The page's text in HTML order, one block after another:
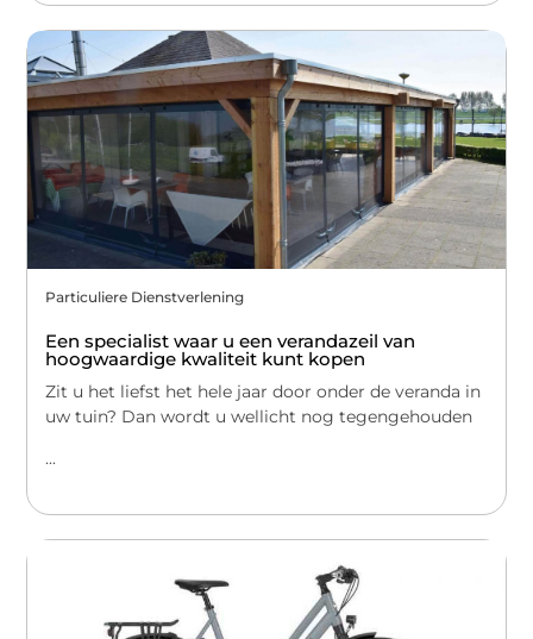
Particuliere Dienstverlening
Een specialist waar u een verandazeil van
hoogwaardige kwaliteit kunt kopen
Zit u het liefst het hele jaar door onder de veranda in
uw tuin? Dan wordt u wellicht nog tegengehouden
...